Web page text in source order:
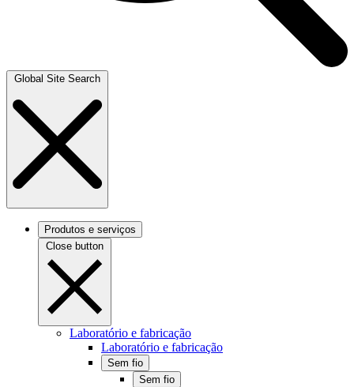
Global Site Search
Produtos e serviços
Close button
Laboratório e fabricação
Laboratório e fabricação
Sem fio
Sem fio